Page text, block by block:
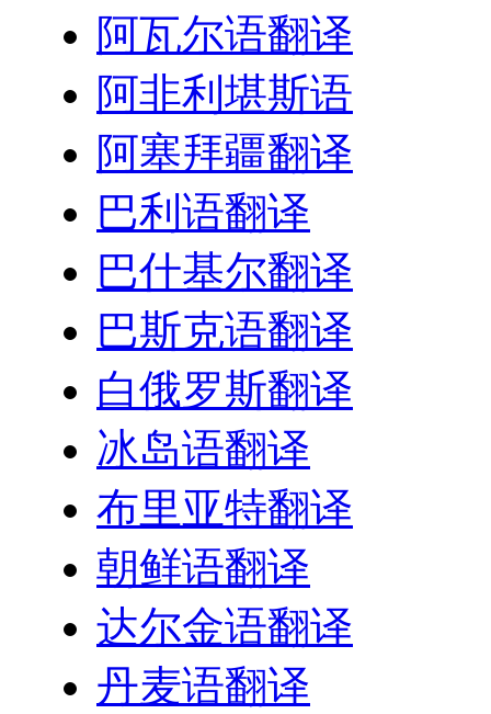
阿瓦尔语翻译
阿非利堪斯语
阿塞拜疆翻译
巴利语翻译
巴什基尔翻译
巴斯克语翻译
白俄罗斯翻译
冰岛语翻译
布里亚特翻译
朝鲜语翻译
达尔金语翻译
丹麦语翻译